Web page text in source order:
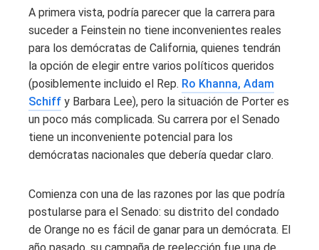
A primera vista, podría parecer que la carrera para
suceder a Feinstein no tiene inconvenientes reales
para los demócratas de California, quienes tendrán
la opción de elegir entre varios políticos queridos
(posiblemente incluido el Rep. Ro Khanna, Adam
Schiff y Barbara Lee), pero la situación de Porter es
un poco más complicada. Su carrera por el Senado
tiene un inconveniente potencial para los
demócratas nacionales que debería quedar claro.
Comienza con una de las razones por las que podría
postularse para el Senado: su distrito del condado
de Orange no es fácil de ganar para un demócrata. El